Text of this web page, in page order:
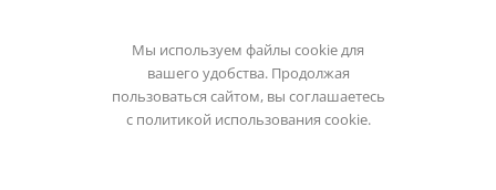
Мы используем файлы cookie для
вашего удобства. Продолжая
пользоваться сайтом, вы соглашаетесь
с политикой использования cookie.